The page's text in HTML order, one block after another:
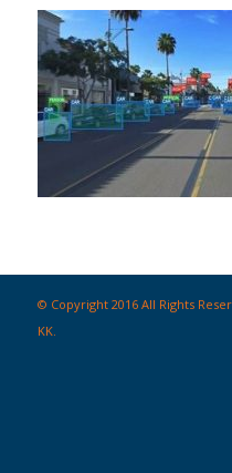
© Copyright 2016 All Rights
KK.